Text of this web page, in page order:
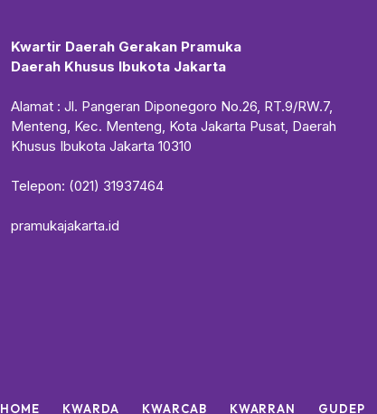
Kwartir Daerah Gerakan Pramuka
Daerah Khusus Ibukota Jakarta
Alamat : Jl. Pangeran Diponegoro No.26, RT.9/RW.7,
Menteng, Kec. Menteng, Kota Jakarta Pusat, Daerah
Khusus Ibukota Jakarta 10310
Telepon: (021) 31937464
pramukajakarta.id
HOME KWARDA KWARCAB KWARRAN GUDEP